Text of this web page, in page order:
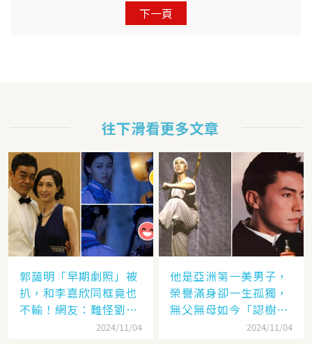
下一頁
往下滑看更多文章
郭藹明「早期劇照」被
扒，和李嘉欣同框竟也
不輸！網友：難怪劉青
2024/11/04
他是亞洲第一美男子，
榮譽滿身卻一生孤獨，
無父無母如今「認樹為
祖父母」：太凄涼2024/11/04